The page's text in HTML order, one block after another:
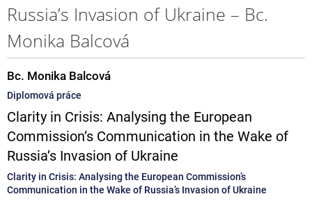
Russia’s Invasion of Ukraine – Bc.
Monika Balcová
Bc. Monika Balcová
Diplomová práce
Clarity in Crisis: Analysing the European
Commission’s Communication in the Wake of
Russia’s Invasion of Ukraine
Clarity in Crisis: Analysing the European Commission’s
Communication in the Wake of Russia’s Invasion of Ukraine